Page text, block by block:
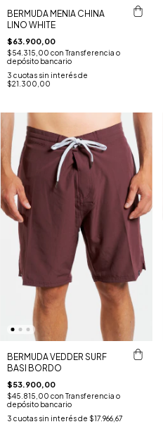
BERMUDA MENIA CHINA
LINO WHITE
$63.900,00
$54.315,00 con Transferencia o
depósito bancario
3 cuotas sin interés de
$21.300,00
BERMUDA VEDDER SURF
BASI BORDO
$53.900,00
$45.815,00 con Transferencia o
depósito bancario
3 cuotas sin interés de $17.966,67